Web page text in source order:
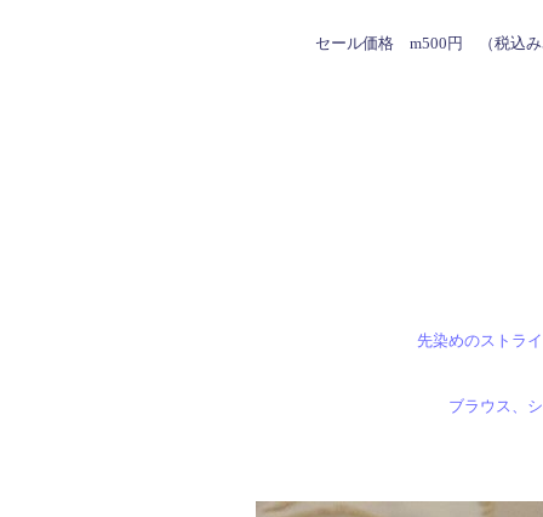
セール価格 m500円 （税込み
先染めのストラ
ブラウス、